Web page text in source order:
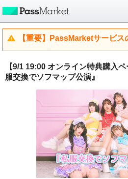
【重要】PassMarketサービス
【9/1 19:00 オンライン特典購入
服交換でソフマップ公演』